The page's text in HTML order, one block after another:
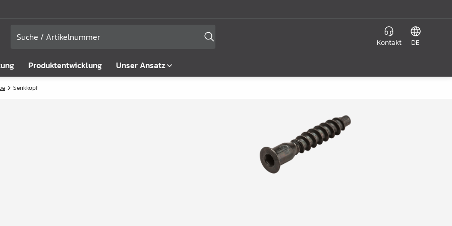
Kontakt DE
Produktentwicklung Unser Ansatz
Senkkopf